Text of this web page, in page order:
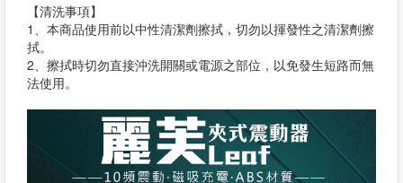
【清洗事項】
1、本商品使用前以中性清潔劑擦拭，切勿以揮發性之清潔劑擦
拭。
2、擦拭時切勿直接沖洗開關或電源之部位，以免發生短路而無
法使用。